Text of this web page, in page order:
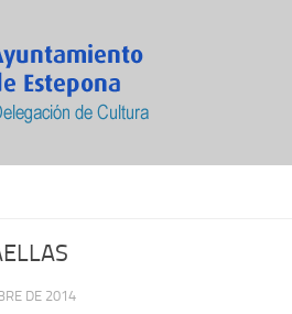
DE 2014